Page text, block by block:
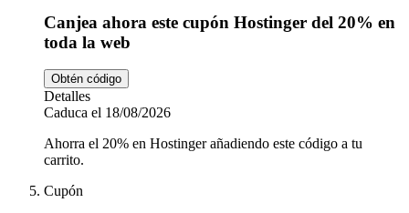
Canjea ahora este cupón Hostinger del 20% en
toda la web
Obtén código
Detalles
Caduca el 18/08/2026
Ahorra el 20% en Hostinger añadiendo este código a tu
carrito.
Cupón